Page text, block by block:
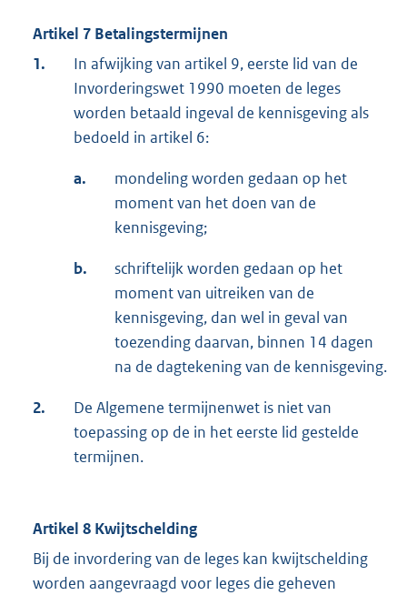
Artikel 7 Betalingstermijnen
1.
In afwijking van artikel 9, eerste lid van de
Invorderingswet 1990 moeten de leges
worden betaald ingeval de kennisgeving als
bedoeld in artikel 6:
a.
mondeling worden gedaan op het
moment van het doen van de
kennisgeving;
b.
schriftelijk worden gedaan op het
moment van uitreiken van de
kennisgeving, dan wel in geval van
toezending daarvan, binnen 14 dagen
na de dagtekening van de kennisgeving.
2.
De Algemene termijnenwet is niet van
toepassing op de in het eerste lid gestelde
termijnen.
Artikel 8 Kwijtschelding
Bij de invordering van de leges kan kwijtschelding
worden aangevraagd voor leges die geheven